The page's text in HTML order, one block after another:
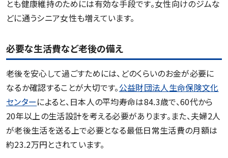
とも健康維持のためには有効な手段です。女性向けのジムな
どに通うシニア女性も増えています。
必要な生活費など老後の備え
老後を安心して過ごすためには、どのくらいのお金が必要に
なるか確認することが大切です。公益財団法人生命保険文化
センターによると、日本人の平均寿命は84.3歳で、60代から
20年以上の生活設計を考える必要があります。また、夫婦2人
が老後生活を送る上で必要となる最低日常生活費の月額は
約23.2万円とされています。